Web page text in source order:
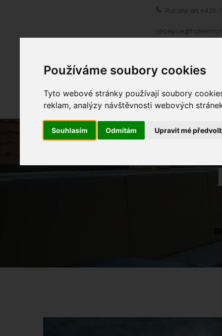
Používáme soubory cookies
Tyto webové stránky používají soubory
reklam, analýzy návštěvnosti webových
Souhlasím Odmítám Upravit mé
Ruf uns an +420